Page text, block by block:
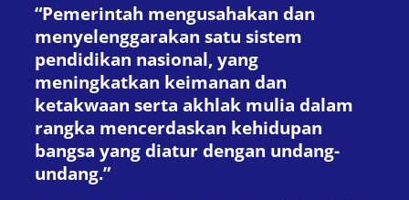
“Pemerintah mengusahakan dan
menyelenggarakan satu sistem
pendidikan nasional, yang
meningkatkan keimanan dan
ketakwaan serta akhlak mulia dalam
rangka mencerdaskan kehidupan
bangsa yang diatur dengan undang-
undang.”